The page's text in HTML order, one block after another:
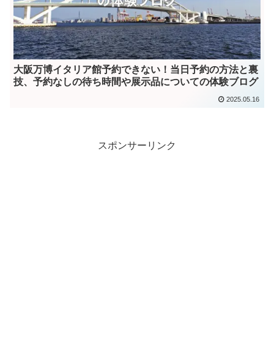
大阪万博イタリア館予約できない！当日予約の方法と裏
技、予約なしの待ち時間や展示品についての体験ブログ
2025.05.16
スポンサーリンク